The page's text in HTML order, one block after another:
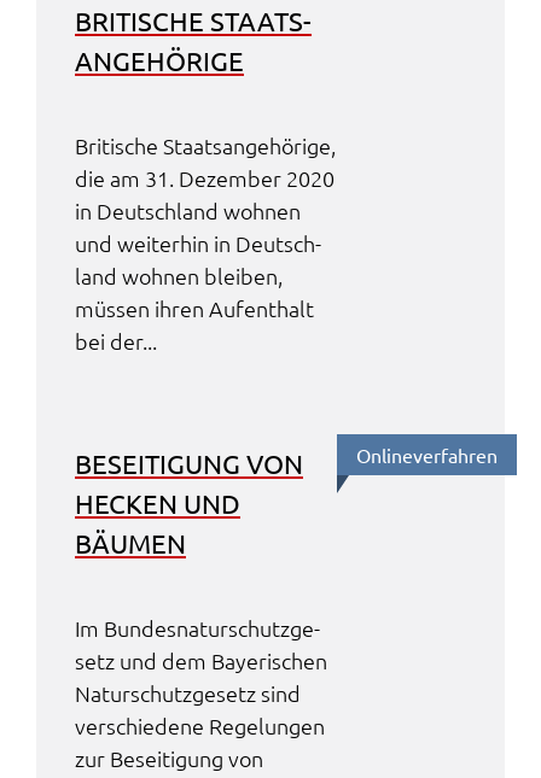
BRITI­SCHE STAATS­
AN­GE­HÖ­RI­GE
Briti­sche Staats­an­ge­hö­ri­ge,
die am 31. Dezem­ber 2020
in Deutsch­land wohnen
und weiter­hin in Deutsch­
land wohnen blei­ben,
müssen ihren Aufent­halt
bei der...
BESEI­TI­GUNG VON
HECKEN UND
BÄUMEN
Im Bundes­na­tur­schutz­ge­
setz und dem Baye­ri­schen
Natur­schutz­ge­setz sind
verschie­de­ne Rege­lun­gen
zur Besei­ti­gung von
Online­ver­fah­ren